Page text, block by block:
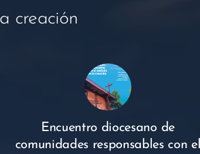
creación
Encuentro diocesano de
comunidades responsables con el